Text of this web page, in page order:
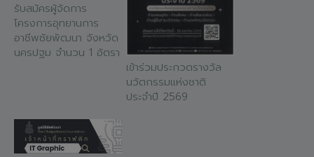
รับสมัครผู้จัดการ
โครงการอุทยานการ
อาชีพชัยพัฒนา จังหวัด
นครปฐม จำนวน 1 อัตรา
เข้าร่วมประกวดรางวัล
นวัตกรรมแห่งชาติ
ประจำปี 2569